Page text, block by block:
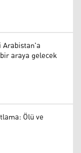
Arabistan'a
araya gelecek
Ölü ve